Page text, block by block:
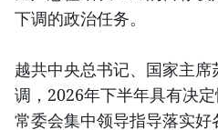
下调的政治任务。
越共中央总书记、国家主
调，2026年下半年具有决
常委会集中领导指导落实